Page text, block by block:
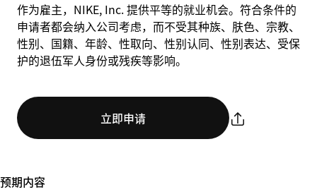
作为雇主，NIKE, Inc. 提供平等的就业机会。符合条件的
申请者都会纳入公司考虑，而不受其种族、肤色、宗教、
性别、国籍、年龄、性取向、性别认同、性别表达、受保
护的退伍军人身份或残疾等影响。
立即申请
预期内容